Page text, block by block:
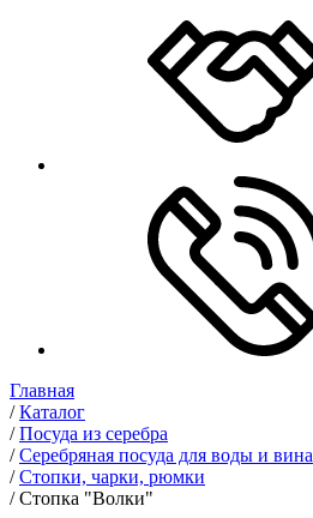
Главная
/Каталог
/Посуда из серебра
/Серебряная посуда для воды и вина
/Стопки, чарки, рюмки
/Стопка "Волки"